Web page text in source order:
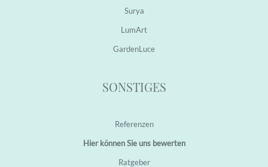
Surya
LumArt
GardenLuce
SONSTIGES
Referenzen
Hier können Sie uns bewerten
Ratgeber